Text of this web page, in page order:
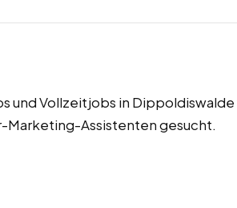
und Vollzeitjobs in
Marketing-Assistenten gesucht.